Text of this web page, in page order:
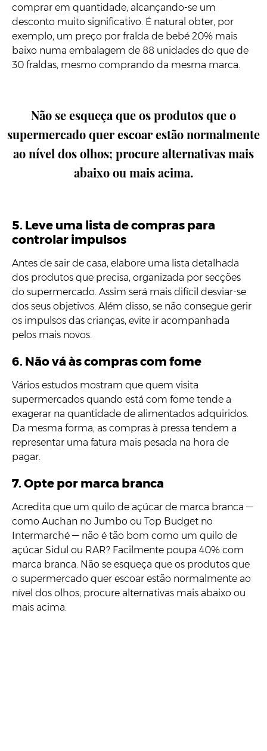
comprar em quantidade, alcançando-se um
desconto muito significativo. É natural obter, por
exemplo, um preço por fralda de bebé 20% mais
baixo numa embalagem de 88 unidades do que de
30 fraldas, mesmo comprando da mesma marca.
Não se esqueça que os produtos que o
supermercado quer escoar estão normalmente
ao nível dos olhos; procure alternativas mais
abaixo ou mais acima.
5. Leve uma lista de compras para
controlar impulsos
Antes de sair de casa, elabore uma lista detalhada
dos produtos que precisa, organizada por secções
do supermercado. Assim será mais difícil desviar-se
dos seus objetivos. Além disso, se não consegue gerir
os impulsos das crianças, evite ir acompanhada
pelos mais novos.
6. Não vá às compras com fome
Vários estudos mostram que quem visita
supermercados quando está com fome tende a
exagerar na quantidade de alimentados adquiridos.
Da mesma forma, as compras à pressa tendem a
representar uma fatura mais pesada na hora de
pagar.
7. Opte por marca branca
Acredita que um quilo de açúcar de marca branca —
como Auchan no Jumbo ou Top Budget no
Intermarché — não é tão bom como um quilo de
açúcar Sidul ou RAR? Facilmente poupa 40% com
marca branca. Não se esqueça que os produtos que
o supermercado quer escoar estão normalmente ao
nível dos olhos; procure alternativas mais abaixo ou
mais acima.